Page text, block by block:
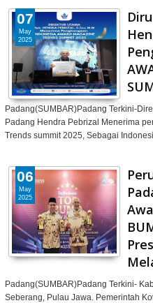
Padang(SUMBAR)Padang Terkini-
Padang Hendra Pebrizal Menerima
Trends summit 2025, Sebagai
07
May
2025
Padang(SUMBAR)Padang Terkini-
Seberang, Pulau Jawa. Pemerintah
06
May
2025